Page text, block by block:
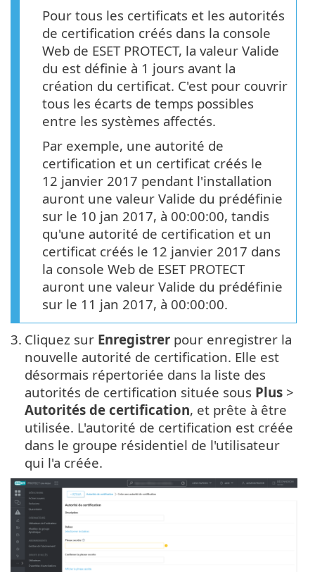
Pour tous les certificats et les autorités
de certification créés dans la console
Web de ESET PROTECT, la valeur Valide
du est définie à 1 jours avant la
création du certificat. C'est pour couvrir
tous les écarts de temps possibles
entre les systèmes affectés.
Par exemple, une autorité de
certification et un certificat créés le
12 janvier 2017 pendant l'installation
auront une valeur Valide du prédéfinie
sur le 10 jan 2017, à 00:00:00, tandis
qu'une autorité de certification et un
certificat créés le 12 janvier 2017 dans
la console Web de ESET PROTECT
auront une valeur Valide du prédéfinie
sur le 11 jan 2017, à 00:00:00.
3. Cliquez sur Enregistrer pour enregistrer la
nouvelle autorité de certification. Elle est
désormais répertoriée dans la liste des
autorités de certification située sous Plus >
Autorités de certification, et prête à être
utilisée. L'autorité de certification est créée
dans le groupe résidentiel de l'utilisateur
qui l'a créée.